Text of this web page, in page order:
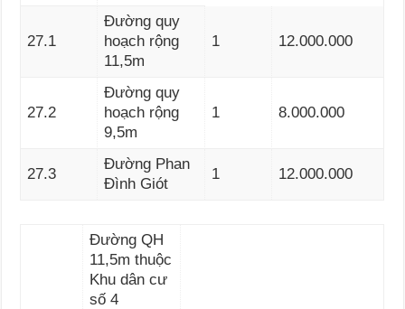
27.1
Đường quy
hoạch rộng
11,5m
1 12.000.000
27.2
Đường quy
hoạch rộng
9,5m
1 8.000.000
27.3
Đường Phan
Đình Giót
1 12.000.000
Đường QH
11,5m thuộc
Khu dân cư
số 4